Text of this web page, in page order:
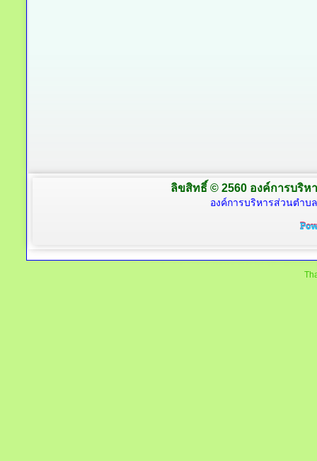
ลิขสิทธิ์ © 2560 องค์การบริห
องค์การบริหารส่วนตำบ